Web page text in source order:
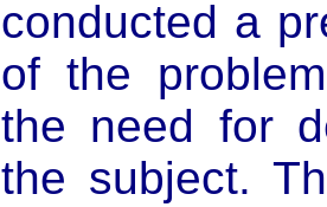
conducted a
of the
the need for
the subject.